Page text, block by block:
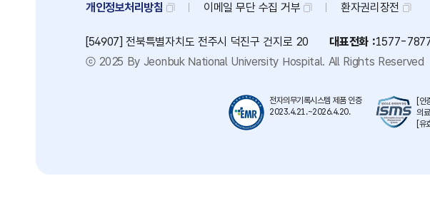
개인정보처리방침 이메일 무단수집 거부 환자권리장전
[54907] 전북특별자치도 전주시 덕진구 건지로 20 대표전화 :1577-
ⓒ 2025 By Jeonbuk National University Hospital. All Rights Reserved
전자의무기록시스템 제품 인증
2023.4.21.~2026.4.20.
[인
의
[